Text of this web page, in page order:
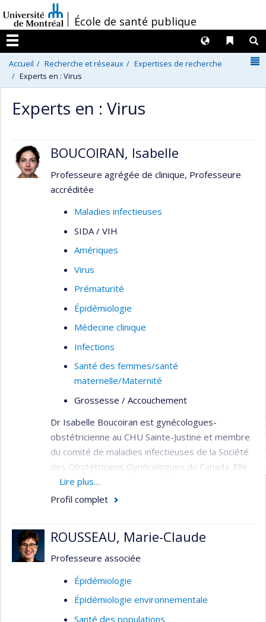
au
contenu
/École de santé publique
Menu
Liens
Langues
Accueil Recherche et réseaux
Expertises de recherche
Experts en : Virus
Experts en : Virus
BOUCOIRAN, Isabelle
Professeure agrégée de clinique, Professeure
accréditée
Maladies infectieuses
SIDA / VIH
Amériques
Virus
Prématurité
Épidémiologie
Médecine clinique
Infections
Santé des femmes/santé
maternelle/Maternité
Grossesse / Accouchement
Dr Isabelle Boucoiran est gynécologues-
obstétricienne au CHU Sainte-Justine et membre
du comité de maladies infectieuses de la Société
des Obstétriciens Gynécologues du Canada. Elle
a complété son fellowship en maladies
infectieuses de la reproduction à l’University of
Centrés sur l’épidémiologie et la recherche
touchent les maladies infectieuses en
gynécologie obstétrique et la médecine materno-
foetale. Elle est responsable du développement
de la recherche portant sur les femmes
Lire plus…
Profil complet
ROUSSEAU, Marie-Claude
Professeure associée
Épidémiologie
Épidémiologie environnementale
Santé des populations